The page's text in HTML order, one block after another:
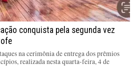
conquista pela segunda vez
na cerimônia de entrega dos prêmios
realizada nesta quarta-feira, 4 de